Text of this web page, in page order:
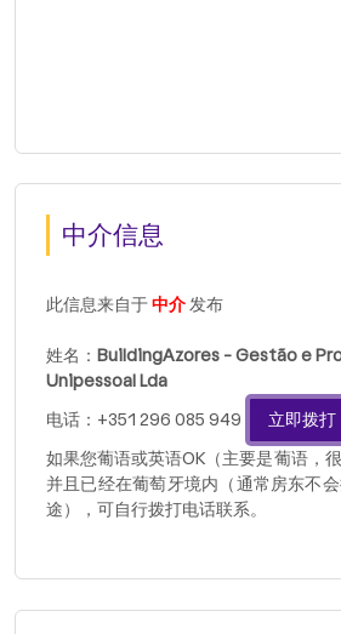
中介信息
此信息来自于中介发布
姓名： BuildingAzores - Gestão e
Unipessoal Lda
电话：+351 296 085 949
立即拨打
如果您葡语或英语OK（主要是葡语，
并且已经在葡萄牙境内（通常房东不
途），可自行拨打电话联系。